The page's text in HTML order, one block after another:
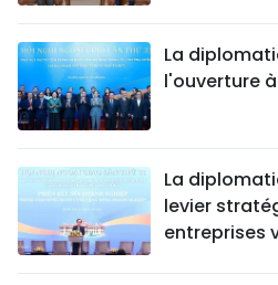
La
l'ouverture
La
levier
entreprises